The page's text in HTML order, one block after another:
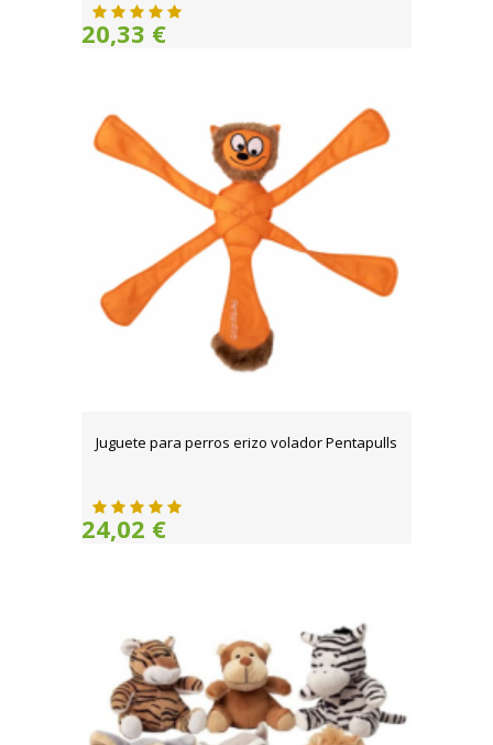
20,33 €
Juguete para perros erizo volador Pentapulls
24,02 €